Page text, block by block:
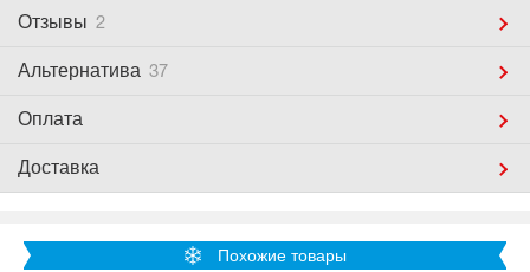
Отзывы 2
Альтернатива 37
Оплата
Доставка
Похожие товары